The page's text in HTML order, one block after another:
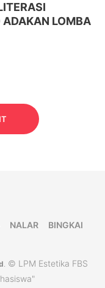
LOMBA
NALAR
BINGKAI
. © LPM Estetika FBS